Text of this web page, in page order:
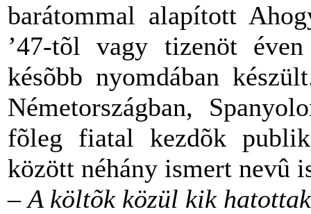
barátommal alapított
’47-tõl vagy tizenöt
késõbb nyomdában
Németországban,
fõleg fiatal kezdõk
között néhány ismert nevû
–A költõk közül kik